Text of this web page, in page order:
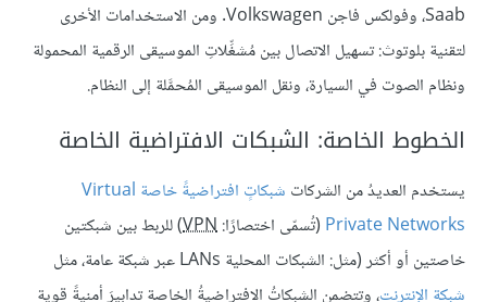
Saab، وفولكس فاجن Volkswagen. ومن الاستخدامات الأخرى
لتقنية بلوتوث: تسهيل الاتصال بين مُشغِّلاتِ الموسيقى الرقمية المحمولة
ونظام الصوت في السيارة، ونقل الموسيقى المُحمَّلة إلى النظام.
الخطوط الخاصة: الشبكات الافتراضية الخاصة
يستخدم العديدُ من الشركات
شبكاتٍ افتراضيةً خاصة Virtual
Private Networks (تُسمّى اختصارًا:VPN) للربط بين شبكتين
خاصتين أو أكثر (مثل: الشبكات المحلية LANs عبر شبكة عامة، مثل